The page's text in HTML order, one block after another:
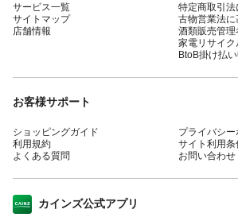
サービス一覧
サイトマップ
店舗情報
特定商取引
古物営業法
酒類販売管
家電リサイク
BtoB掛け払
お客様サポート
ショッピングガイド
利用規約
よくある質問
プライバシー
サイト利用
お問い合わせ
カインズ公式アプリ